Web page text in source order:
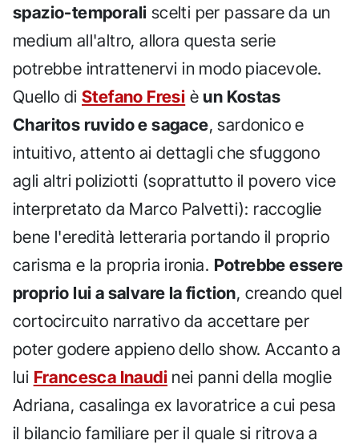
spazio-temporali scelti per passare da un
medium all'altro, allora questa serie
potrebbe intrattenervi in modo piacevole.
Quello diStefano Fresi è un Kostas
Charitos ruvido e sagace, sardonico e
intuitivo, attento ai dettagli che sfuggono
agli altri poliziotti (soprattutto il povero vice
interpretato da Marco Palvetti): raccoglie
bene l'eredità letteraria portando il proprio
carisma e la propria ironia. Potrebbe essere
proprio lui a salvare la fiction, creando quel
cortocircuito narrativo da accettare per
poter godere appieno dello show. Accanto a
lui Francesca Inaudi nei panni della moglie
Adriana, casalinga ex lavoratrice a cui pesa
il bilancio familiare per il quale si ritrova a